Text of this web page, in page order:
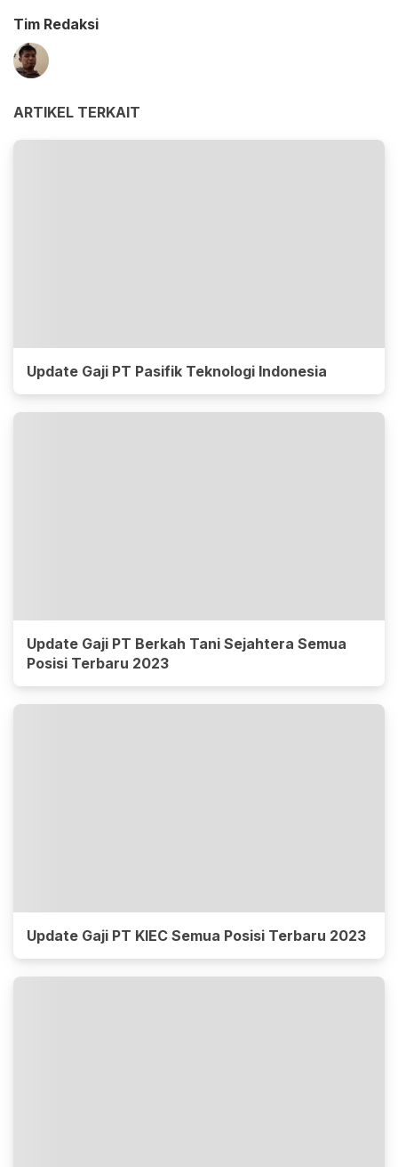
Tim Redaksi
ARTIKEL TERKAIT
Update Gaji PT Pasifik Teknologi Indonesia
Update Gaji PT Berkah Tani Sejahtera Semua
Posisi Terbaru 2023
Update Gaji PT KIEC Semua Posisi Terbaru 2023